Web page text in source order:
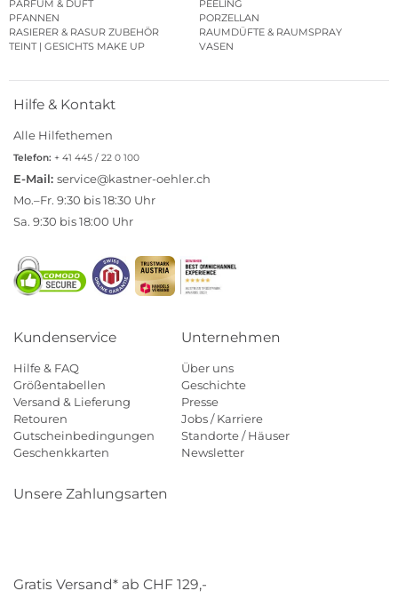
PARFUM & DUFT
PEELING
PFANNEN
PORZELLAN
RASIERER & RASUR ZUBEHÖR
RAUMDÜFTE & RAUMSPRAY
TEINT | GESICHTS MAKE UP
VASEN
Hilfe & Kontakt
Alle Hilfethemen
Telefon: + 41 445 / 22 0 100
E-Mail: service@kastner-oehler.ch
Mo.–Fr. 9:30 bis 18:30 Uhr
Sa. 9:30 bis 18:00 Uhr
Kundenservice
Hilfe & FAQ
Größentabellen
Versand & Lieferung
Retouren
Gutscheinbedingungen
Geschenkkarten
Unternehmen
Über uns
Geschichte
Presse
Jobs / Karriere
Standorte / Häuser
Newsletter
Unsere Zahlungsarten
Gratis Versand* ab CHF 129,-